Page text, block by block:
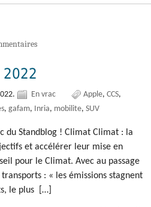
En vrac Apple CCS
gafam Inria mobilite SUV
du Standblog ! Climat Climat : la
et accélérer leur mise en
pour le Climat. Avec au passage
: « les émissions stagnent
le plus […]